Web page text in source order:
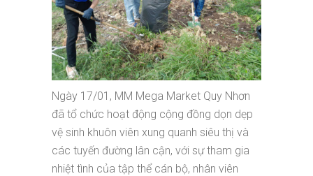
Ngày 17/01, MM Mega Market Quy Nhơn
đã tổ chức hoạt động cộng đồng dọn dẹp
vệ sinh khuôn viên xung quanh siêu thị và
các tuyến đường lân cận, với sự tham gia
nhiệt tình của tập thể cán bộ, nhân viên